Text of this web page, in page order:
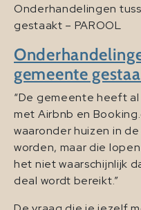
Onderhandelingen
gestaakt – PAROOL
gemeente
“De gemeente heeft
met Airbnb en
waaronder huizen in
worden, maar die
het niet waarschijnlijk
deal wordt bereikt.”